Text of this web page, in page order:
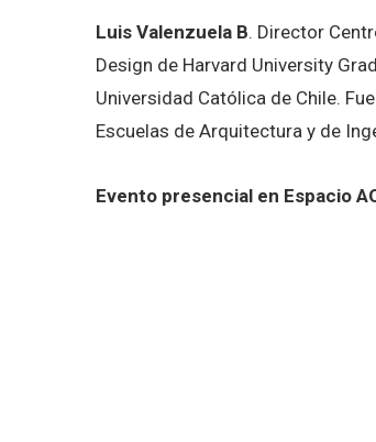
Luis Valenzuela B. Director
Design de Harvard University
Universidad Católica de Chile.
Escuelas de Arquitectura y de
Evento presencial en Espacio